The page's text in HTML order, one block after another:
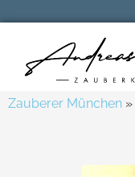
Zauberer München »